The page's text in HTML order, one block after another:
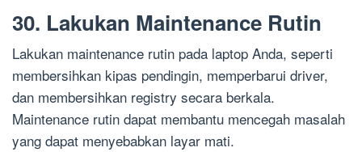
30. Lakukan Maintenance Rutin
Lakukan maintenance rutin pada laptop Anda, seperti
membersihkan kipas pendingin, memperbarui driver,
dan membersihkan registry secara berkala.
Maintenance rutin dapat membantu mencegah masalah
yang dapat menyebabkan layar mati.